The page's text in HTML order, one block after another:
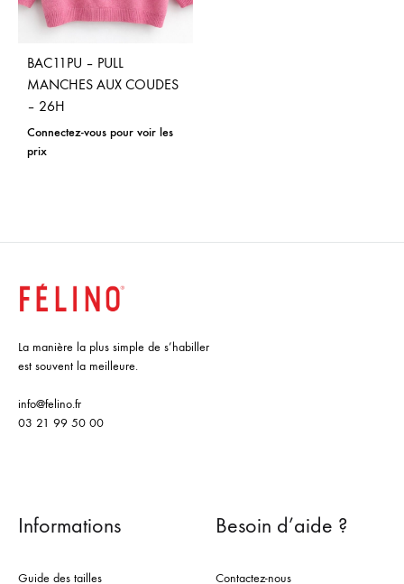
BAC11PU – PULL
MANCHES AUX COUDES
– 26H
Connectez-vous pour voir les
prix
La manière la plus simple de s’habiller
est souvent la meilleure.
info@felino.fr
03 21 99 50 00
Informations
Guide des tailles
Besoin d’aide ?
Contactez-nous